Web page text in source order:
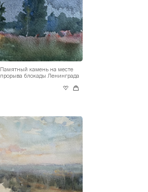
Памятный камень на месте
прорыва блокады Ленинграда